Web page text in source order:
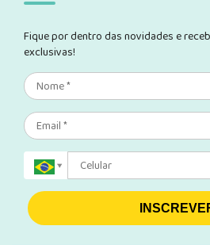
Fique por dentro das novidades e
exclusivas!